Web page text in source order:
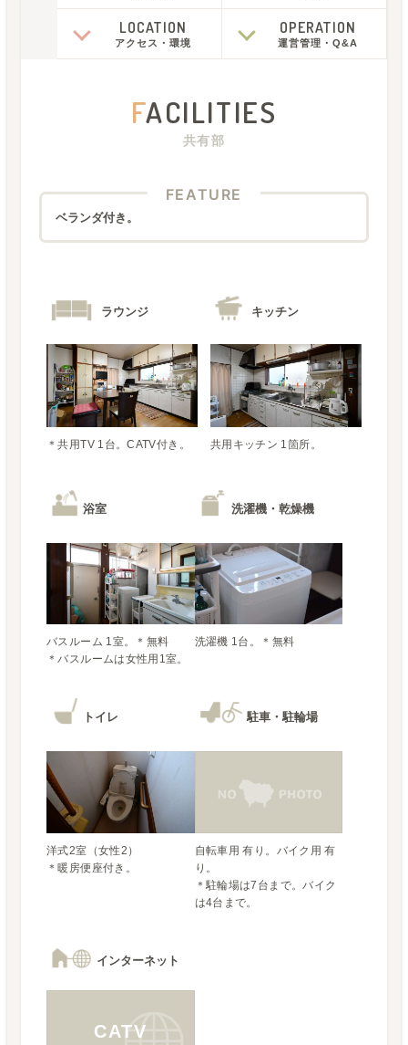
LOCATION
アクセス ・環境
OPERATION
運営管理 ・Q&A
FACILITIES
共有部
FEATURE
ベランダ付き。
ラウンジ
＊共用TV 1台。CATV付き。
キッチン
共用キッチン 1箇所。
浴室
バスルーム 1室。＊無料
＊バスルームは女性用1室。
洗濯機・乾燥機
トイレ
洋式2室（女性2）
＊暖房便座付き。
駐車・駐輪場
自転車用 有り。バイク用 有
り。
＊駐輪場は7台まで。バイク
は4台まで。
インターネット
CATV